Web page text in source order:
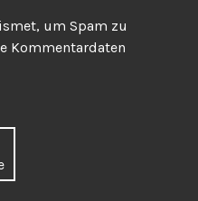
um Spam zu
Kommentardaten